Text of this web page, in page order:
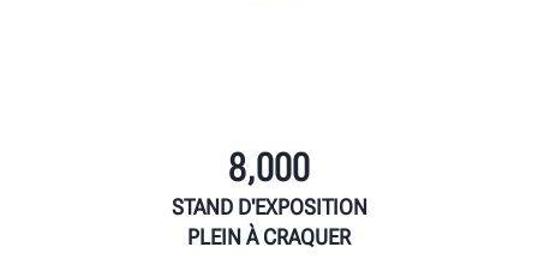
8,000
STAND D'EXPOSITION
PLEIN À CRAQUER